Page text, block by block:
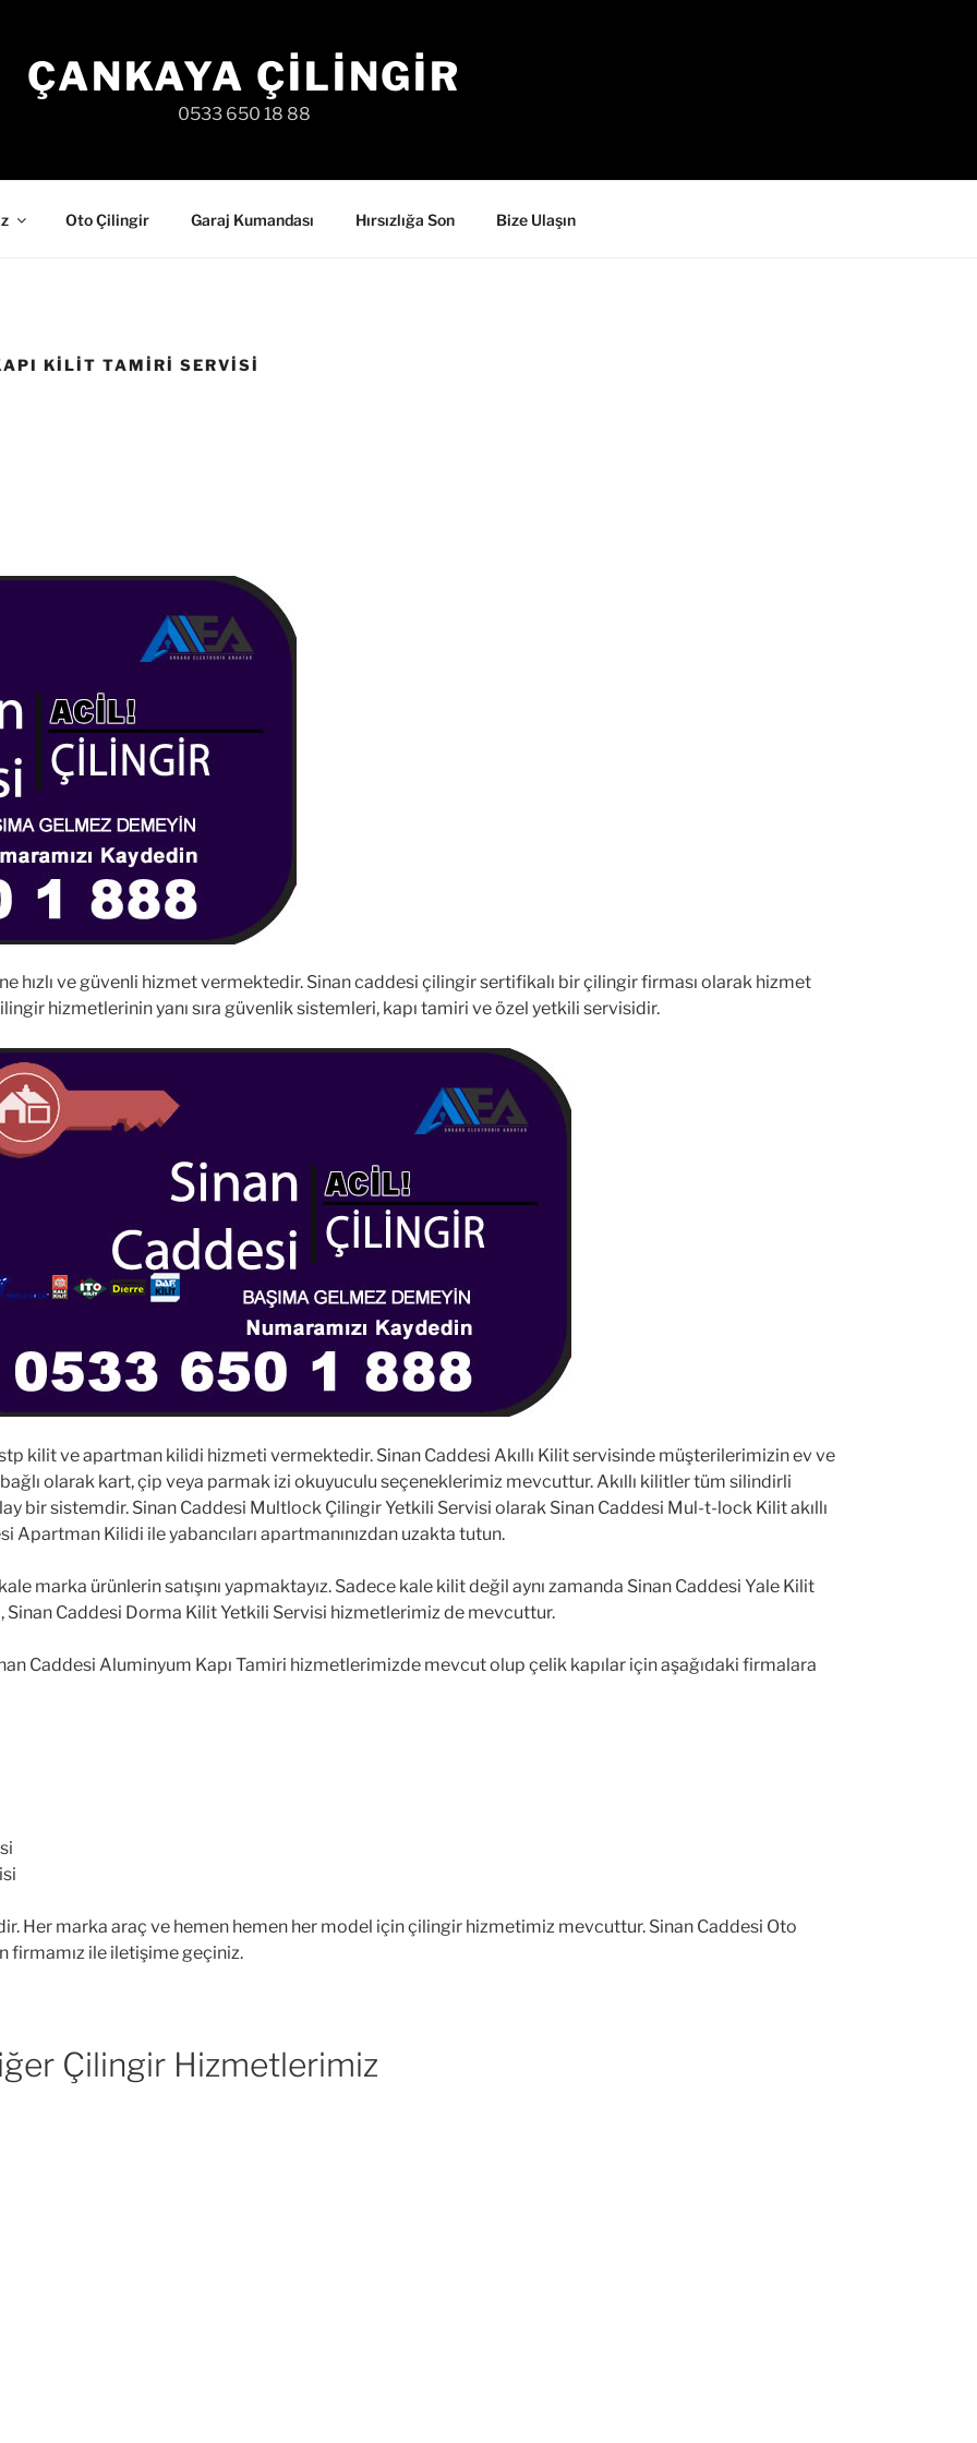
ÇANKAYA ÇILINGIR
0533 650 18 88
Oto Çilingir Garaj Kumandası Hırsızlığa Son Bize Ulaşın
KILIT TAMIRI SERVISI
hızlı ve güvenli hizmet vermektedir. Sinan caddesi çilingir sertifikalı bir çilingir firması olarak hizmet
hizmetlerinin yanı sıra güvenlik sistemleri, kapı tamiri ve özel yetkili servisidir.
kilit ve apartman kilidi hizmeti vermektedir. Sinan Caddesi Akıllı Kilit servisinde müşterilerimizin ev ve
olarak kart, çip veya parmak izi okuyuculu seçeneklerimiz mevcuttur. Akıllı kilitler tüm silindirli
bir sistemdir. Sinan Caddesi Multlock Çilingir Yetkili Servisi olarak Sinan Caddesi Mul-t-lock Kilit akıllı
Kilidi ile yabancıları apartmanınızdan uzakta tutun.
marka ürünlerin satışını yapmaktayız. Sadece kale kilit değil aynı zamanda Sinan Caddesi Yale Kilit
Sinan Caddesi Dorma Kilit Yetkili Servisi hizmetlerimiz de mevcuttur.
Caddesi Aluminyum Kapı Tamiri hizmetlerimizde mevcut olup çelik kapılar için aşağıdaki firmalara
Her marka araç ve hemen hemen her model için çilingir hizmetimiz mevcuttur. Sinan Caddesi Oto
firmamız ile iletişime geçiniz.
Çilingir Hizmetlerimiz